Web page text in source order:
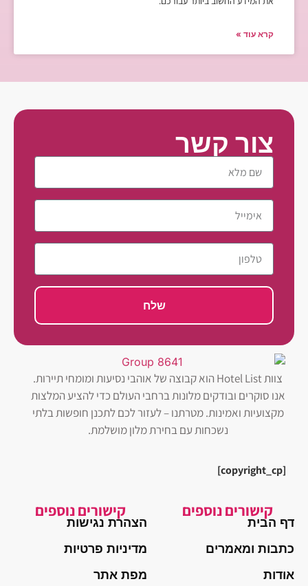
קרא עוד »
צור קשר
שלח
צוות Hotel List הוא קבוצה של אוהבי נסיעות ומומחי תיירות.
אנו סוקרים ובודקים מלונות ברחבי העולם כדי להציע המלצות
מקצועיות ואמינות. מטרתנו – לעזור לכם לתכנן חופשות בלתי
נשכחות עם בחירת מלון מושלמת.
[copyright_cp]
קישורים נוספים
דף הבית
כתבות ומאמרים
אודות
קישורים נוספים
הצהרת נגישות
מדיניות פרטיות
מפת אתר